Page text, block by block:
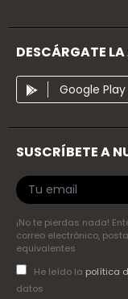
DESCÁRGATE LA
Google Play
SUSCRÍBETE A
¡No te pierdas nada!
correo electrónico,
equivalentes
He leído la política
datos